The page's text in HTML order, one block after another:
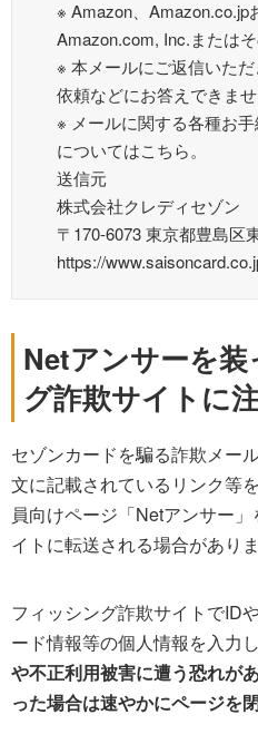
※ Amazon、Amazon.co.jp
Amazon.com, Inc.または
※ 本メールにご返信いた
依頼などにお答えできま
※ メールに関する各種お
についてはこちら。
送信元
株式会社クレディセゾン
〒170-6073 東京都豊島区
https://
Netアンサーを
グ詐欺サイトに
セゾンカードを騙る詐欺メー
文に記載されているリンク等
員向けページ「Netアンサー
イトに転送される場合がありま
フィッシング詐欺サイトでID
ード情報等の個人情報を入力
や不正利用被害に遭う恐れが
った場合は速やかにページを